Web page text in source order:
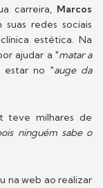
carreira, Marcos
redes sociais
estética. Na
ajudar a "matar a
no "auge da
teve milhares de
ninguém sabe o
na web ao realizar